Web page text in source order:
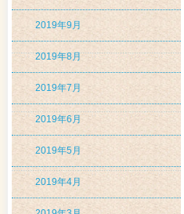
2019年9月
2019年8月
2019年7月
2019年6月
2019年5月
2019年4月